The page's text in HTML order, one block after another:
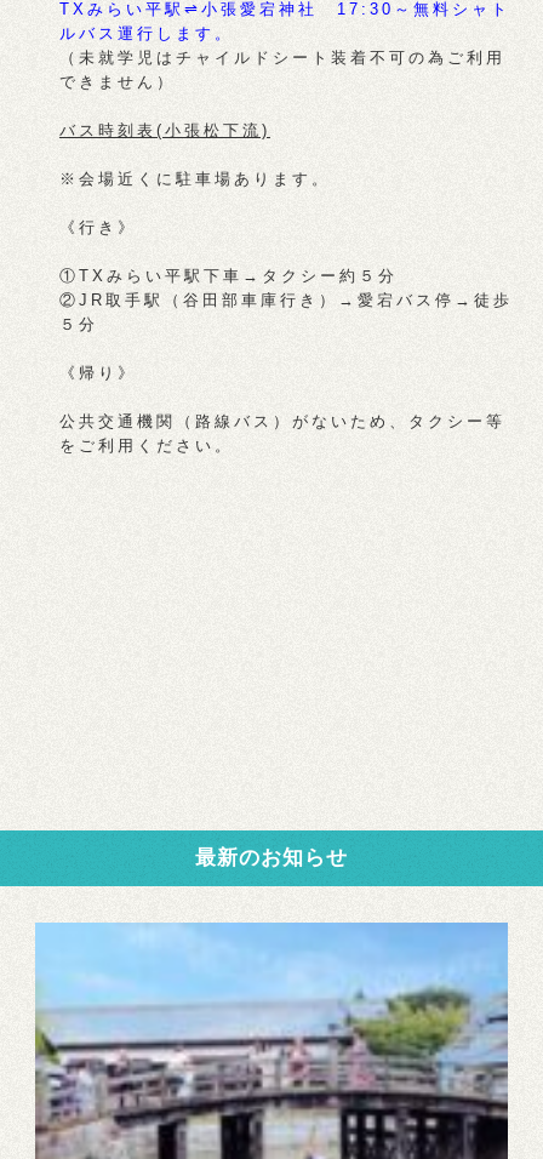
TXみらい平駅⇌小張愛宕神社 17:30～無料シャト
ルバス運行します。
（未就学児はチャイルドシート装着不可の為ご利用
できません）
バス時刻表(小張松下流)
※会場近くに駐車場あります。
《行き》
①TXみらい平駅下車→タクシー約５分
②JR取手駅（谷田部車庫行き）→愛宕バス停→徒歩
５分
《帰り》
公共交通機関（路線バス）がないため、タクシー等
をご利用ください。
最新のお知らせ